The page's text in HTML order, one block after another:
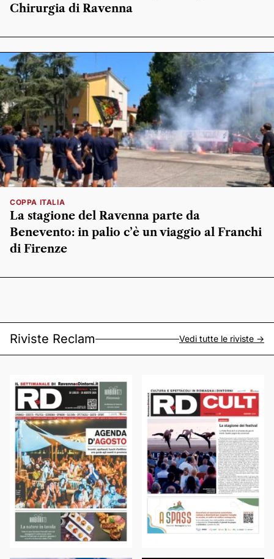
Chirurgia di Ravenna
COPPA ITALIA
La stagione del Ravenna parte da
Benevento: in palio c’è un viaggio al Franchi
di Firenze
Riviste Reclam Vedi tutte le riviste ->